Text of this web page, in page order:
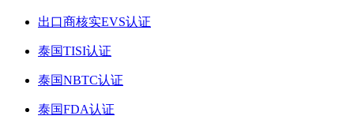
出口商核实EVS认证
泰国TISI认证
泰国NBTC认证
泰国FDA认证